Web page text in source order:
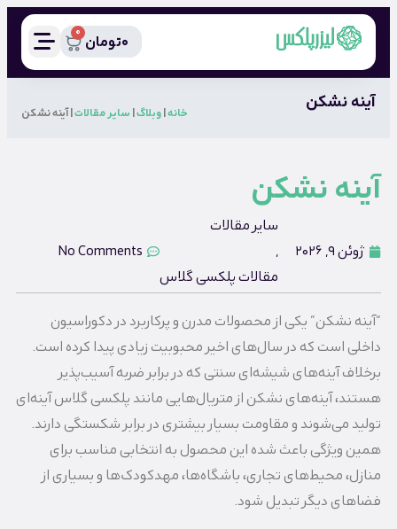
0تومان
0
آینه نشکن خانه وبلاگ سایر مقالات |آینه نشکن
آینه نشکن
ژوئن 9, 2026
سایر مقالات
,
مقالات پلکسی گلاس
No Comments
“آینه نشکن” یکی از محصولات مدرن و پرکاربرد در دکوراسیون
داخلی است که در سال‌های اخیر محبوبیت زیادی پیدا کرده است.
برخلاف آینه‌های شیشه‌ای سنتی که در برابر ضربه آسیب‌پذیر
هستند، آینه‌های نشکن از متریال‌هایی مانند پلکسی گلاس آینه‌ای
تولید می‌شوند و مقاومت بسیار بیشتری در برابر شکستگی دارند.
همین ویژگی باعث شده این محصول به انتخابی مناسب برای
منازل، محیط‌های تجاری، باشگاه‌ها، مهدکودک‌ها و بسیاری از
فضاهای دیگر تبدیل شود.